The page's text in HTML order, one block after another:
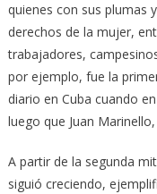
quienes con sus plumas
derechos de la mujer,
trabajadores,
por ejemplo, fue la
diario en Cuba cuando
luego que Juan
A partir de la segunda
siguió creciendo,